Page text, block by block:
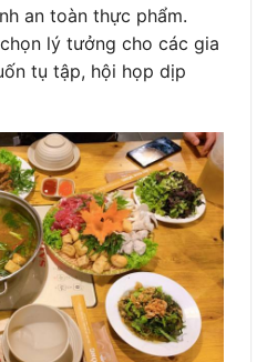
an toàn thực phẩm.
lý tưởng cho các gia
tụ tập, hội họp dịp